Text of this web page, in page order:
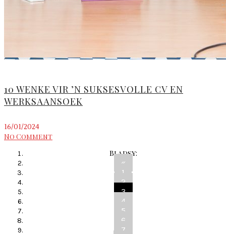
10 WENKE VIR ’N SUKSESVOLLE CV EN
WERKSAANSOEK
16/01/2024
No Comment
Bladsy:
«
1
2
3
4
5
6
7